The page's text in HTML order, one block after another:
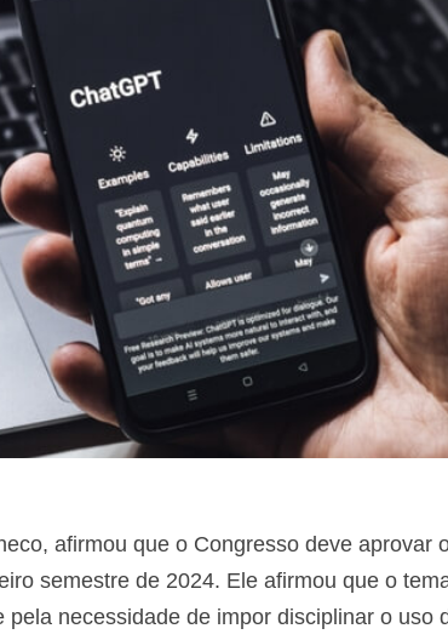
afirmou que o Congresso deve aprovar
semestre de 2024. Ele afirmou que o
necessidade de impor disciplinar o uso